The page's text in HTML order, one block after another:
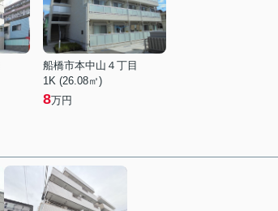
船橋市本中山４丁目
1K (26.08㎡)
8万円